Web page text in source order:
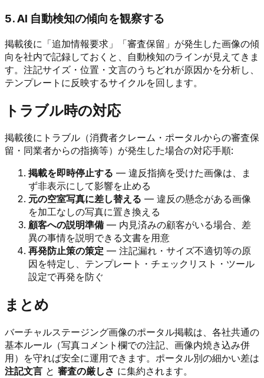
5. AI 自動検知の傾向を観察する
掲載後に「追加情報要求」「審査保留」が発生した画像の傾
向を社内で記録しておくと、自動検知のラインが見えてきま
す。注記サイズ・位置・文言のうちどれが原因かを分析し、
テンプレートに反映するサイクルを回します。
トラブル時の対応
掲載後にトラブル（消費者クレーム・ポータルからの審査保
留・同業者からの指摘等）が発生した場合の対応手順:
掲載を即時停止する — 違反指摘を受けた画像は、ま
ず非表示にして影響を止める
元の空室写真に差し替える — 違反の懸念がある画像
を加工なしの写真に置き換える
顧客への説明準備 — 内見済みの顧客がいる場合、差
異の事情を説明できる文書を用意
再発防止策の策定 — 注記漏れ・サイズ不適切等の原
因を特定し、テンプレート・チェックリスト・ツール
設定で再発を防ぐ
まとめ
バーチャルステージング画像のポータル掲載は、各社共通の
基本ルール（写真コメント欄での注記、画像内焼き込み併
用）を守れば安全に運用できます。ポータル別の細かい差は
注記文言 と 審査の厳しさ に集約されます。